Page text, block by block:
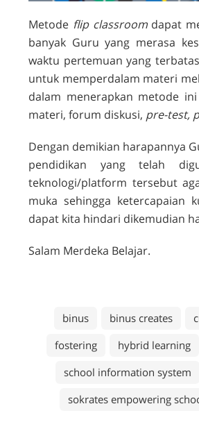
Metode flip classroomdapat
banyak Guru yang merasa
waktu pertemuan yang
untuk memperdalam materi
dalam menerapkan metode
materi, forum diskusi, pre-test,
Dengan demikian harapannya
pendidikan yang telah
teknologi/platform tersebut
muka sehingga ketercapaian
dapat kita hindari dikemudian
Salam Merdeka Belajar.
binus binus creates
fostering
hybrid learning
school information system
sokrates empowering